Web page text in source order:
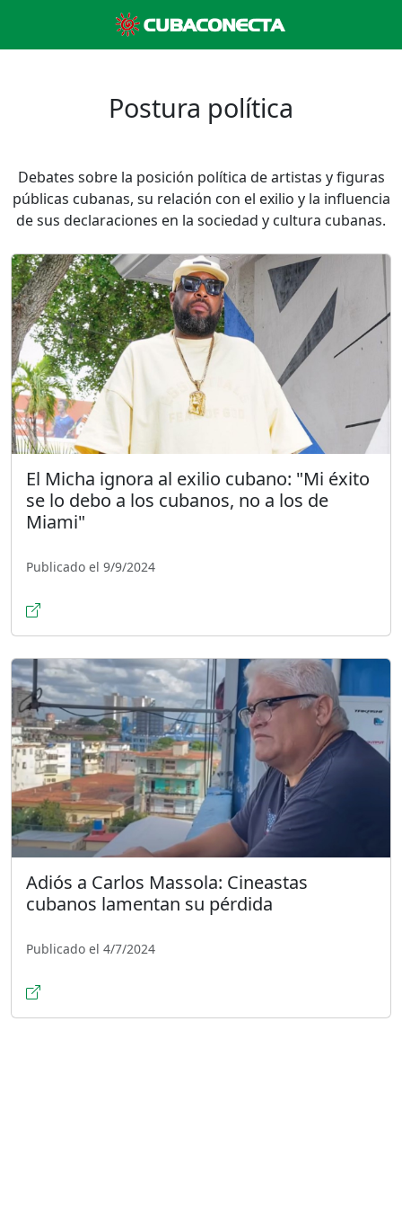
Postura política
Debates sobre la posición política de artistas y figuras
públicas cubanas, su relación con el exilio y la influencia
de sus declaraciones en la sociedad y cultura cubanas.
El Micha ignora al exilio cubano: "Mi éxito
se lo debo a los cubanos, no a los de
Miami"
Publicado el 9/9/2024
Adiós a Carlos Massola: Cineastas
cubanos lamentan su pérdida
Publicado el 4/7/2024